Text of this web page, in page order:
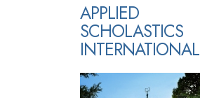
APPLIED
SCHOLASTICS
INTERNATIONAL